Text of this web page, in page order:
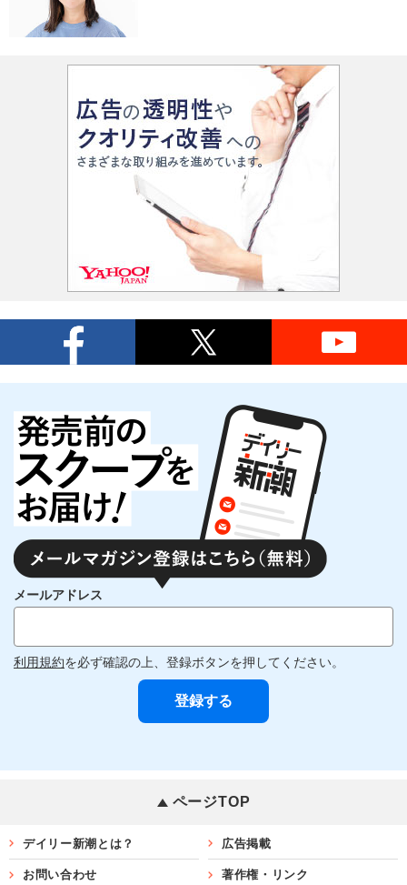
メールアドレス
利用規約を必ず確認の上、登録ボタンを押してください。
ページTOP
デイリー新潮とは？ 広告掲載
お問い合わせ 著作権・リンク